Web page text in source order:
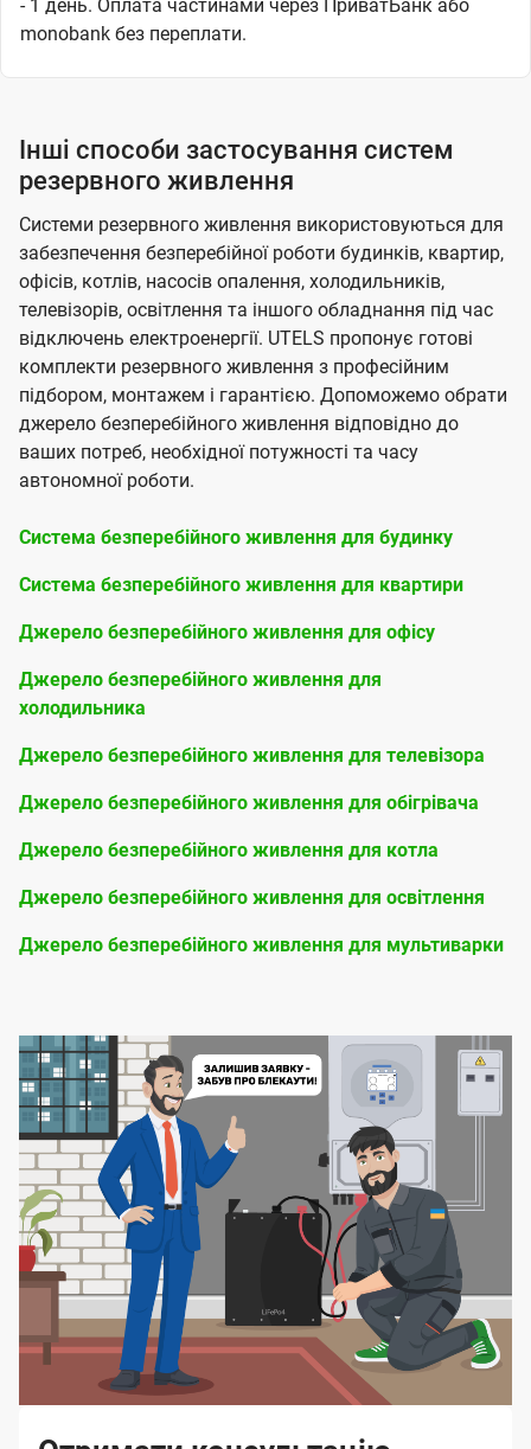
- 1 день. Оплата частинами через ПриватБанк або
monobank без переплати.
Інші способи застосування систем
резервного живлення
Системи резервного живлення використовуються для
забезпечення безперебійної роботи будинків, квартир,
офісів, котлів, насосів опалення, холодильників,
телевізорів, освітлення та іншого обладнання під час
відключень електроенергії. UTELS пропонує готові
комплекти резервного живлення з професійним
підбором, монтажем і гарантією. Допоможемо обрати
джерело безперебійного живлення відповідно до
ваших потреб, необхідної потужності та часу
автономної роботи.
Система безперебійного живлення для будинку
Система безперебійного живлення для квартири
Джерело безперебійного живлення для офісу
Джерело безперебійного живлення для
холодильника
Джерело безперебійного живлення для телевізора
Джерело безперебійного живлення для обігрівача
Джерело безперебійного живлення для котла
Джерело безперебійного живлення для освітлення
Джерело безперебійного живлення для мультиварки